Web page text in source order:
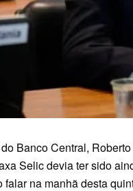
Banco Central,
Selic devia ter sido
falar na manhã desta